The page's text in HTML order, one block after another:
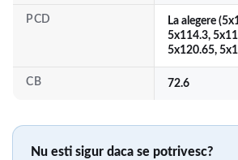
PCD
La alegere
5x114.3,
5x120.65,
CB 72.6
Nu esti sigur daca se potrivesc?